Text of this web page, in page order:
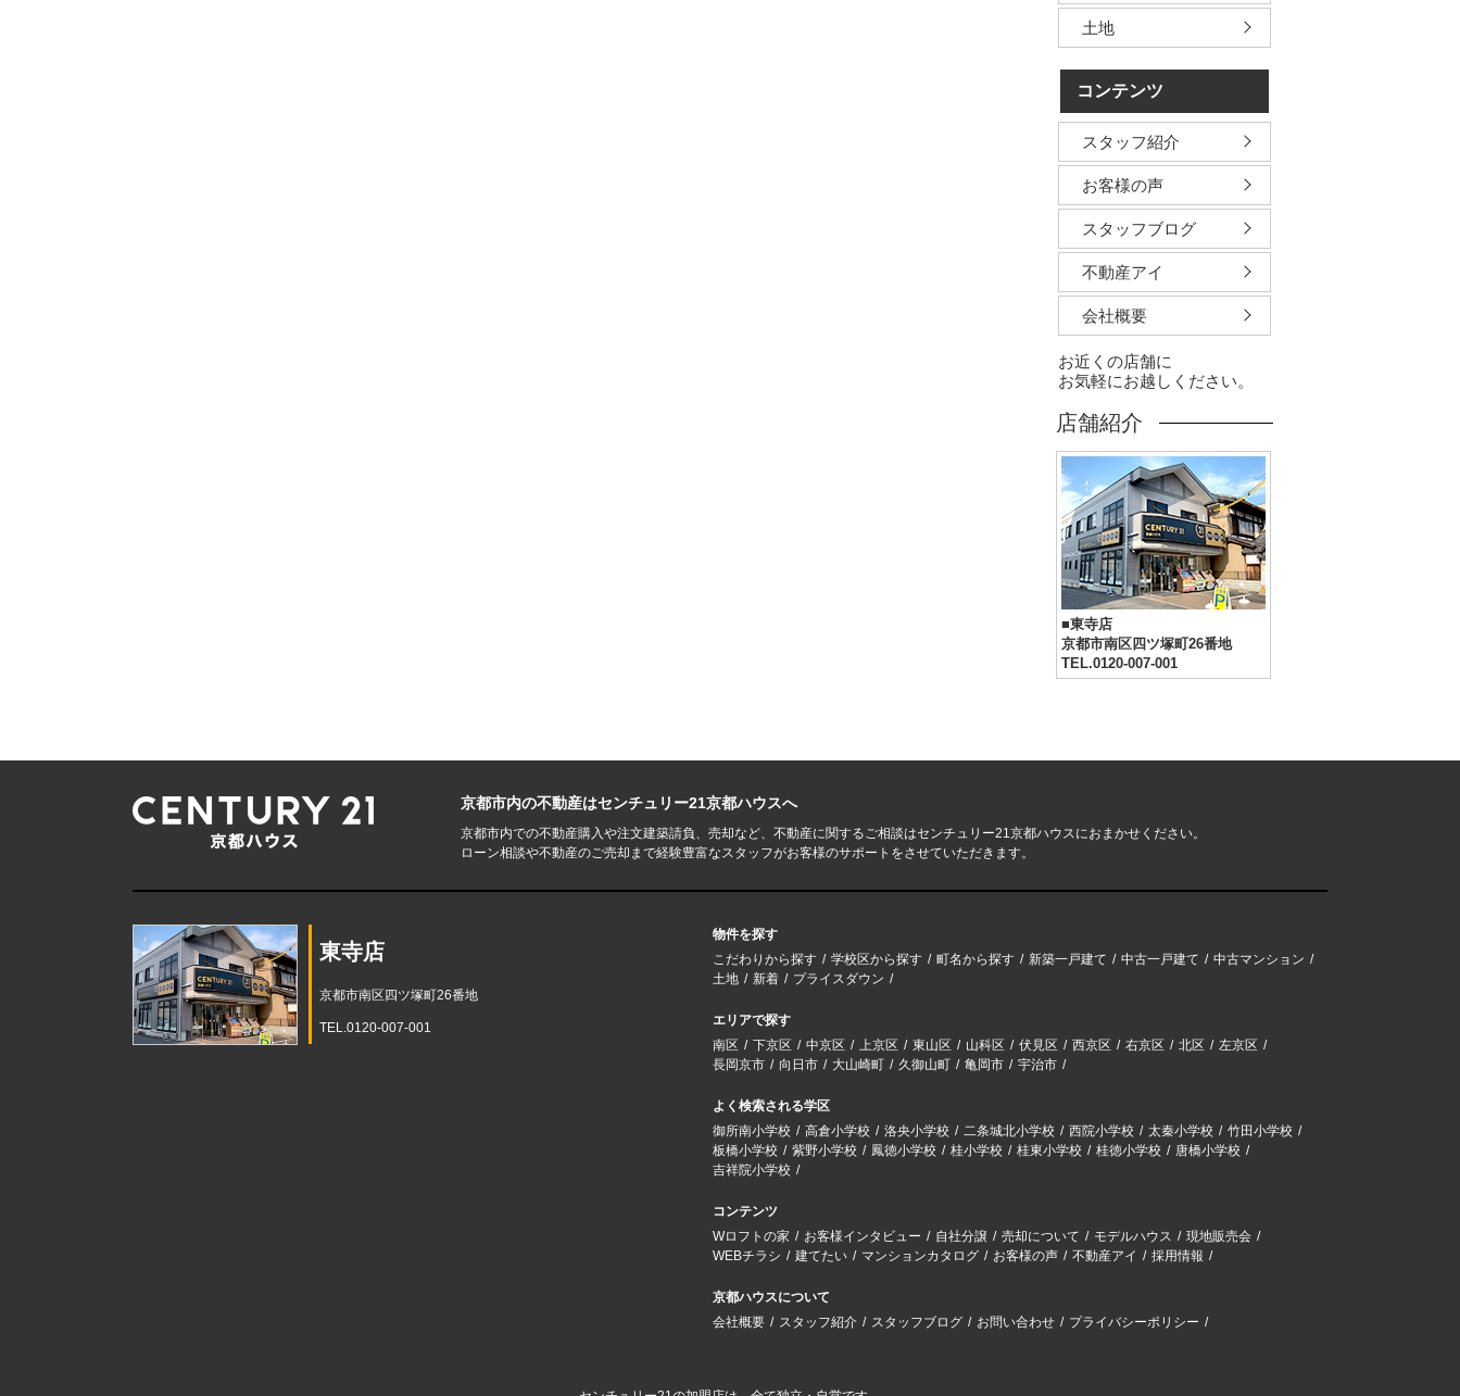
土地
コンテンツ
スタッフ紹介
お客様の声
スタッフブログ
不動産アイ
会社概要
お近くの店舗に
お気軽にお越しください。
店舗紹介
■東寺店
京都市南区四ツ塚町26番地
TEL.0120-007-001
京都市内の不動産はセンチュリー21京都ハウスへ
京都市内での不動産購入や注文建築請負、売却など、不動産に関するご相談はセンチュリー21京都ハウスにおまかせください。
ローン相談や不動産のご売却まで経験豊富なスタッフがお客様のサポートをさせていただきます。
東寺店
京都市南区四ツ塚町26番地
TEL.0120-007-001
物件を探す
こだわりから探す
学校区から探す 町名から探す 新築一戸建て 中古一戸建て
中古マンション
土地
新着 プライスダウン
エリアで探す
南区
下京区 中京区 上京区 東山区 山科区 伏見区 西京区 右京区 北区
左京区
長岡京市
向日市 大山崎町 久御山町 亀岡市 宇治市
よく検索される学区
御所南小学校
高倉小学校 洛央小学校 二条城北小学校 西院小学校 太秦小学校
竹田小学校
板橋小学校
紫野小学校 鳳徳小学校 桂小学校 桂東小学校 桂徳小学校
唐橋小学校
吉祥院小学校
コンテンツ
Wロフトの家
お客様インタビュー 自社分譲 売却について モデルハウス
現地販売会
WEBチラシ
建てたい マンションカタログ お客様の声 不動産アイ 採用情報
京都ハウスについて
会社概要
スタッフ紹介 スタッフブログ お問い合わせ プライバシーポリシー